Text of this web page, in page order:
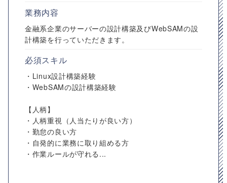
業務内容
金融系企業のサーバーの設計構築及びWebSAMの設
計構築を行っていただきます。
必須スキル
・Linux設計構築経験
・WebSAMの設計構築経験
【人柄】
・人柄重視（人当たりが良い方）
・勤怠の良い方
・自発的に業務に取り組める方
・作業ルールが守れる...